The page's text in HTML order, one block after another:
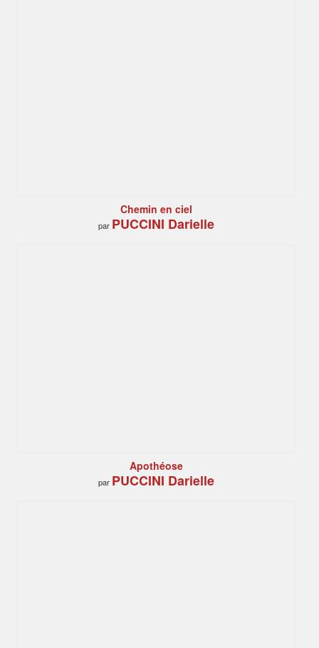
Chemin en ciel
par PUCCINI Darielle
Apothéose
par PUCCINI Darielle